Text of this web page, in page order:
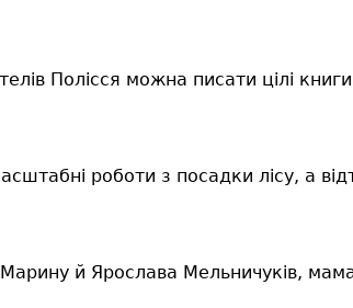
Полісся можна писати цілі
роботи з посадки лісу, а
й Ярослава Мельничуків,